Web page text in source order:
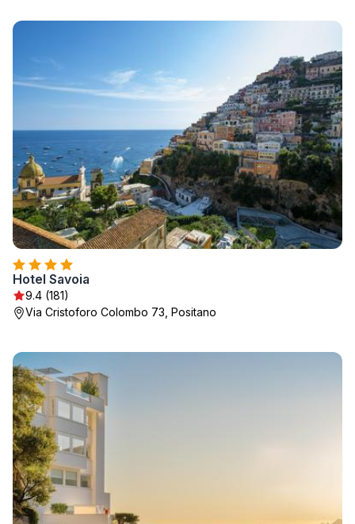
Hotel Savoia
9.4 (181)
Via Cristoforo Colombo 73, Positano